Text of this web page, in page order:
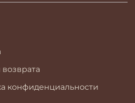
конфиденциальности